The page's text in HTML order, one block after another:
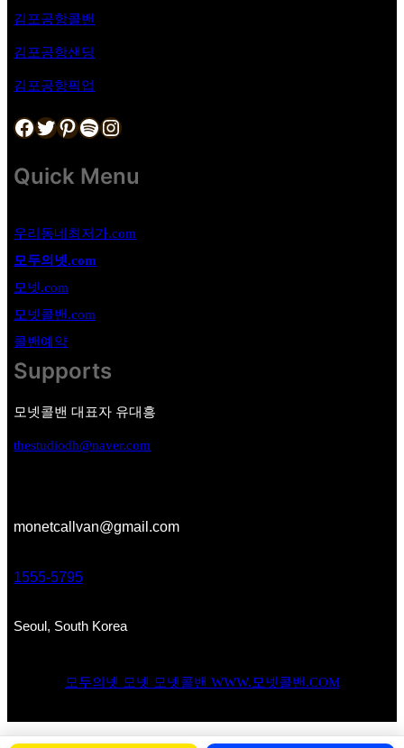
김포공항콜밴
김포공항샌딩
김포공항픽업
Facebook Twitter Pinterest Spotify Instagram
Quick Menu
우리동네최저가.com
모두의넷.com
모넷.com
모넷콜밴.com
콜밴예약
Supports
모넷콜밴 대표자 유대흥
thestudiodh@naver.com
monetcallvan@gmail.com
1555-5795
Seoul, South Korea
모두의넷 모넷 모넷콜밴 WWW.모넷콜밴.COM